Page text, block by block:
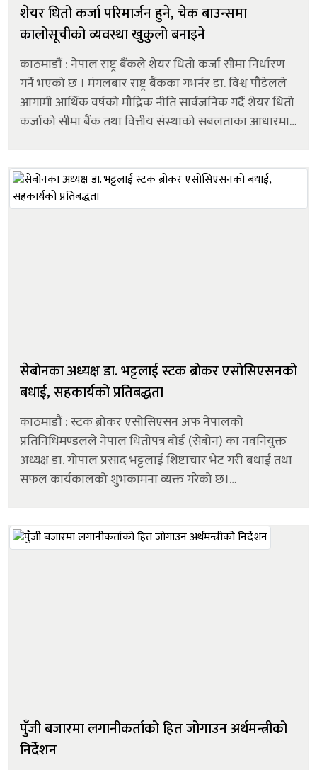
शेयर धितो कर्जा परिमार्जन हुने, चेक बाउन्समा
कालोसूचीको व्यवस्था खुकुलो बनाइने
काठमाडौं : नेपाल राष्ट्र बैंकले शेयर धितो कर्जा सीमा निर्धारण
गर्ने भएको छ । मंगलबार राष्ट्र बैंकका गभर्नर डा. विश्व पौडेलले
आगामी आर्थिक वर्षको मौद्रिक नीति सार्वजनिक गर्दै शेयर धितो
कर्जाको सीमा बैंक तथा वित्तीय संस्थाको सबलताका आधारमा
सेबोनका अध्यक्ष डा. भट्टलाई स्टक ब्रोकर एसोसिएसनको
बधाई, सहकार्यको प्रतिबद्धता
काठमाडौं : स्टक ब्रोकर एसोसिएसन अफ नेपालको
प्रतिनिधिमण्डलले नेपाल धितोपत्र बोर्ड (सेबोन) का नवनियुक्त
अध्यक्ष डा. गोपाल प्रसाद भट्टलाई शिष्टाचार भेट गरी बधाई तथा
सफल कार्यकालको शुभकामना व्यक्त गरेको छ।
पुँजी बजारमा लगानीकर्ताको हित जोगाउन अर्थमन्त्रीको
निर्देशन